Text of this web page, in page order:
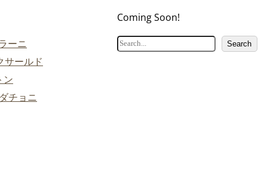
ーニ
サールド
ン
チョニ
Coming Soon!
検
Search